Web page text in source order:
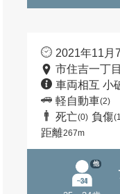
2021年11月
市住吉一丁
車両相互 小
軽自動車(2)
死亡(0) 負傷
距離267m
他